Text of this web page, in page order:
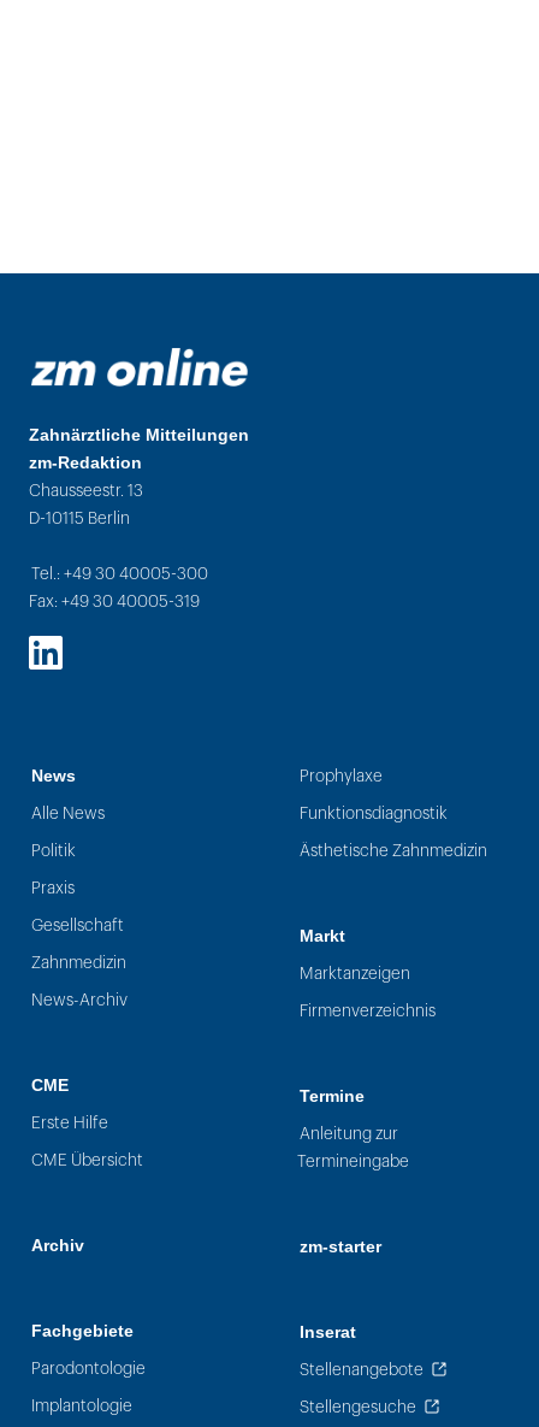
Zahnärztliche Mitteilungen
zm-Redaktion
Chausseestr. 13
D-10115 Berlin
Tel.: +49 30 40005-300
Fax: +49 30 40005-319
LinkedIn
News
Alle News
Politik
Praxis
Gesellschaft
Zahnmedizin
News-Archiv
CME
Erste Hilfe
CME Übersicht
Archiv
Fachgebiete
Parodontologie
Implantologie
Prophylaxe
Funktionsdiagnostik
Ästhetische Zahnmedizin
Markt
Marktanzeigen
Firmenverzeichnis
Termine
Anleitung zur
Termineingabe
zm-starter
Inserat
Stellenangebote
Stellengesuche